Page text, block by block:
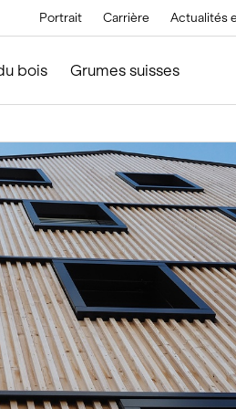
Portrait Carrière Actualités
Service et
En construction
d'installations
Technique
Technique à
saumure
Technique de
convoyage
Technique de
commande
Technique de
mesure et pesage
et
bois Grumes suisses